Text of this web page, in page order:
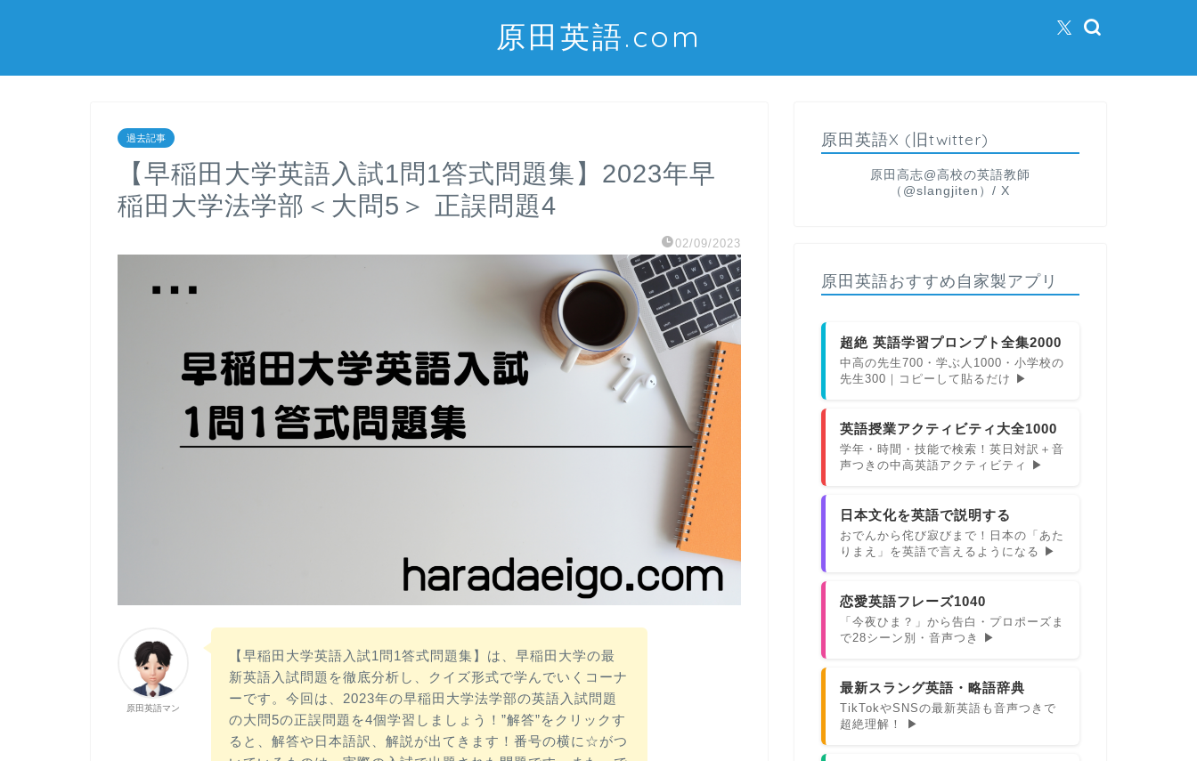
原田英語.com
過去記事
【早稲田大学英語入試1問1答式問題集】2023年早
稲田大学法学部＜大問5＞ 正誤問題4
02/09/2023
原田英語マン
【早稲田大学英語入試1問1答式問題集】は、早稲田大学の最
新英語入試問題を徹底分析し、クイズ形式で学んでいくコーナ
ーです。今回は、2023年の早稲田大学法学部の英語入試問題
の大問5の正誤問題を4個学習しましょう！”解答”をクリックす
ると、解答や日本語訳、解説が出てきます！番号の横に☆がつ
原田英語X (旧twitter)
原田高志@高校の英語教師
（@slangjiten）/ X
原田英語おすすめ自家製アプリ
超絶 英語学習プロンプト全集2000
中高の先生700・学ぶ人1000・小学校の
先生300｜コピーして貼るだけ ▶
英語授業アクティビティ大全1000
学年・時間・技能で検索！英日対訳＋音
声つきの中高英語アクティビティ ▶
日本文化を英語で説明する
おでんから侘び寂びまで！日本の「あた
りまえ」を英語で言えるようになる ▶
恋愛英語フレーズ1040
「今夜ひま？」から告白・プロポーズま
で28シーン別・音声つき ▶
最新スラング英語・略語辞典
TikTokやSNSの最新英語も音声つきで
超絶理解！ ▶